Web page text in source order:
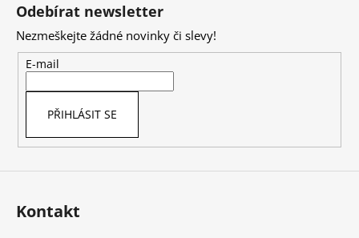
Odebírat newsletter
Nezmeškejte žádné novinky či slevy!
E-mail
PŘIHLÁSIT SE
Kontakt